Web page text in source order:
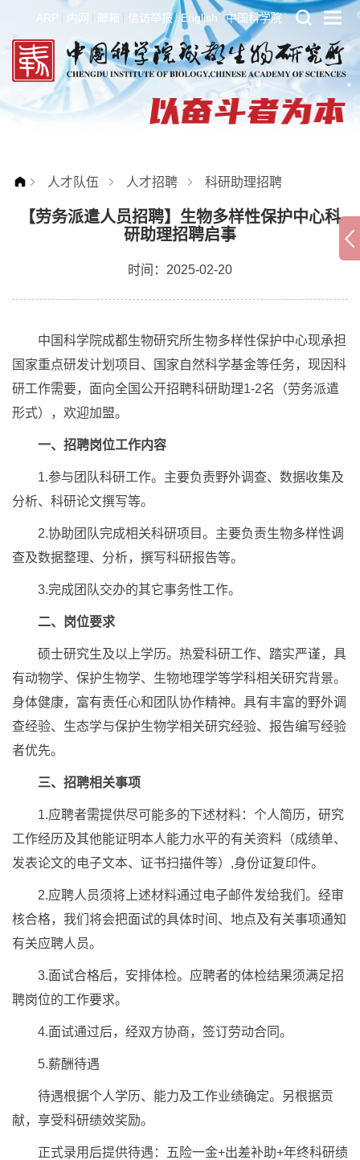
ARP 内网 邮箱 信访举报 English 中国科学院
人才队伍 人才招聘 科研助理招聘
【劳务派遣人员招聘】生物多样性保护中心科
研助理招聘启事
时间：2025-02-20
中国科学院成都生物研究所生物多样性保护中心现承担
国家重点研发计划项目、国家自然科学基金等任务，现因科
研工作需要，面向全国公开招聘科研助理1-2名（劳务派遣
形式），欢迎加盟。
一、招聘岗位工作内容
1.参与团队科研工作。主要负责野外调查、数据收集及
分析、科研论文撰写等。
2.协助团队完成相关科研项目。主要负责生物多样性调
查及数据整理、分析，撰写科研报告等。
3.完成团队交办的其它事务性工作。
二、岗位要求
硕士研究生及以上学历。热爱科研工作、踏实严谨，具
有动物学、保护生物学、生物地理学等学科相关研究背景。
身体健康，富有责任心和团队协作精神。具有丰富的野外调
查经验、生态学与保护生物学相关研究经验、报告编写经验
者优先。
三、招聘相关事项
1.应聘者需提供尽可能多的下述材料：个人简历，研究
工作经历及其他能证明本人能力水平的有关资料（成绩单、
发表论文的电子文本、证书扫描件等）,身份证复印件。
2.应聘人员须将上述材料通过电子邮件发给我们。经审
核合格，我们将会把面试的具体时间、地点及有关事项通知
有关应聘人员。
3.面试合格后，安排体检。应聘者的体检结果须满足招
聘岗位的工作要求。
4.面试通过后，经双方协商，签订劳动合同。
5.薪酬待遇
待遇根据个人学历、能力及工作业绩确定。另根据贡
献，享受科研绩效奖励。
正式录用后提供待遇：五险一金+出差补助+年终科研绩